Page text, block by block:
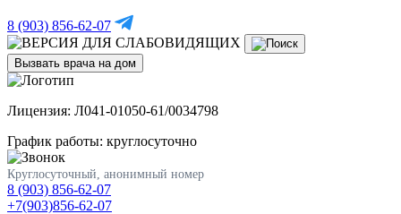
8 (903) 856-62-07
Вызвать врача на дом
Лицензия: Л041-01050-61/0034798
График работы: круглосуточно
Круглосуточный, анонимный номер
8 (903) 856-62-07
+7(903)856-62-07